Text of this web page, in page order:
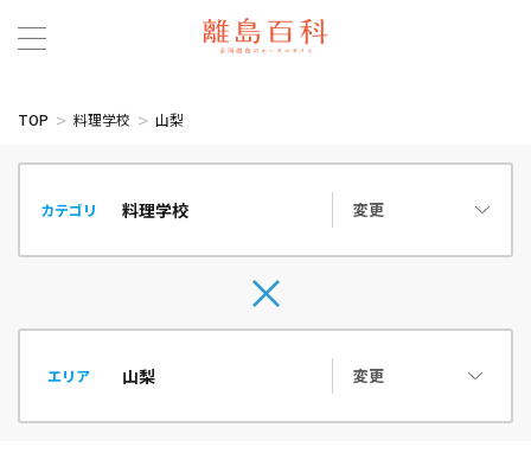
TOP 料理学校 山梨
カテゴリ 変更
エリア 変更